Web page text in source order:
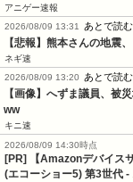
アニゲー速報
2026/08/09 13:31
あとで読む
【悲報】熊本さんの地震
ネギ速
2026/08/09 13:20
あとで読む
【画像】へずま議員、被
ww
キニ速
2026/08/09 14:30時点
[PR] 【Amazonデバイス
(エコーショー5) 第3世代